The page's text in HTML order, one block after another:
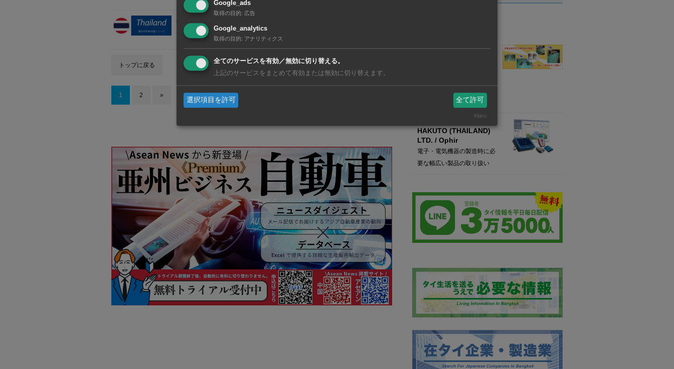
9月27日（月）11:19
主要2港のコンテナ取扱量、21年度9カ月は6％増
9月17日 （金）10:25
トップに戻る
1 2 »
入及び国内外販売
HAKUTO (THAILAND)
LTD. / Ophir
電子・電気機器の製造時に必
要な幅広い製品の取り扱い
Google_ads
取得の目的: 広告
Google_analytics
取得の目的: アナリティクス
全てのサービスを有効／無効に切り替える。
上記のサービスをまとめて有効または無効に切り替えます。
選択項目を許可 全て許可
Klaro